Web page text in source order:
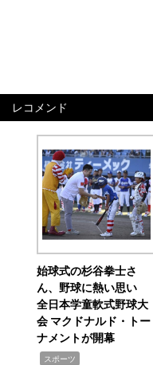
レコメンド
始球式の杉谷拳士さ
ん、野球に熱い思い
全日本学童軟式野球大
会 マクドナルド・トー
ナメントが開幕
スポーツ